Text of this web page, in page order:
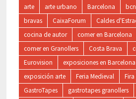
arte arte urbano Barcelona
bravas
CaixaForum Caldes
cocina de autor
comer en Barcelona
comer en Granollers
Costa Brava
Eurovision
exposiciones en Barcelona
exposición arte
Feria Medieval
GastroTapes
gastrotapes granollers